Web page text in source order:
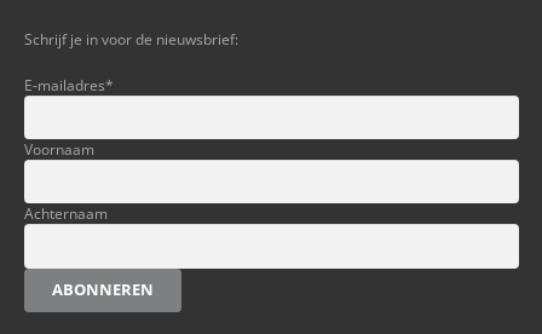
Schrijf je in voor de nieuwsbrief:
E-mailadres*
Voornaam
Achternaam
ABONNEREN